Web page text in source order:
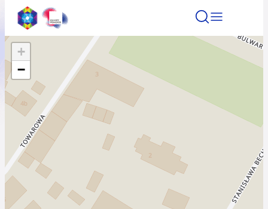
Znajdź atrakcję Znajdź artykuł Znajdź
Znajdź atrakcję
Nazwa atrakcji
Miasto
Kategoria
+
−